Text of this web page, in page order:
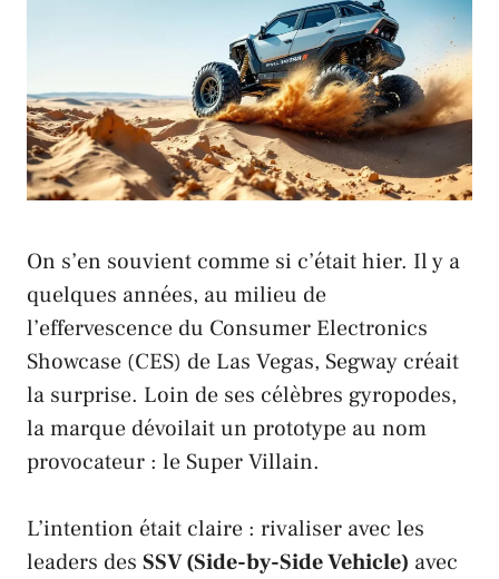
On s’en souvient comme si c’était hier. Il y a
quelques années, au milieu de
l’effervescence du Consumer Electronics
Showcase (CES) de Las Vegas, Segway créait
la surprise. Loin de ses célèbres gyropodes,
la marque dévoilait un prototype au nom
provocateur : le Super Villain.
L’intention était claire : rivaliser avec les
leaders des SSV (Side-by-Side Vehicle) avec